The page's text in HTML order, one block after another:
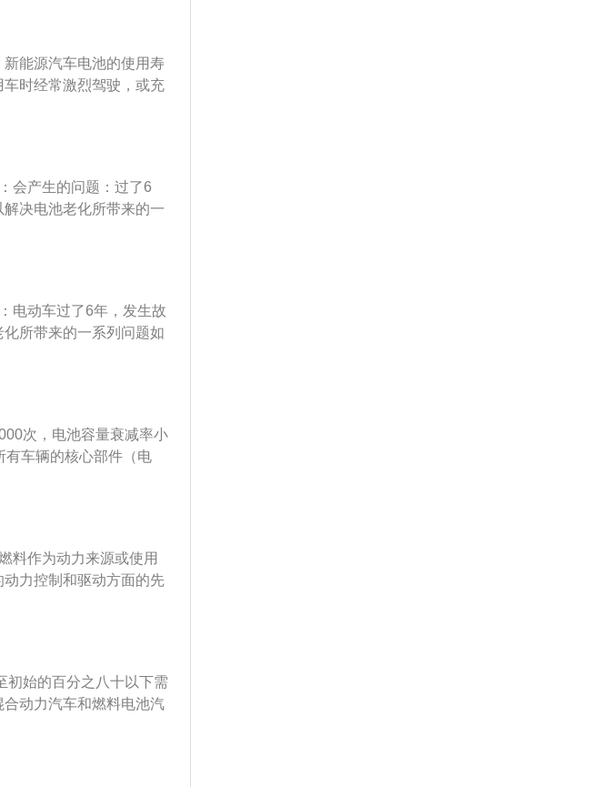
务必保证不要暴露在雨
表示要提高三元锂电池
开这些用车误区，提高
和慢充两种方式，在不
命的最好方法。尤其对
慢充电模式。2.等电完
电池寿命与循环次数有
一次循环次数。3.猛踩油
高，电池寿命也会缩
伤电池，在行驶前就要
放不充电;很多车友可能
下也建议定期对电池充
要在高于60℃的环境下驾
炸引起火灾。温度小于-
充电不看时间;掌握好充
时间，可能会导致电负
不良用车习惯;虽然新能
深的地方；充电周围远
能源汽车电池的使用寿
时经常激烈驾驶，或充
新能源汽车电池保养方
电池的活性会下降，加
正确掌握充电时间：合
使用寿命，在正常行驶
新能源汽车的蓄电池平
免过度充电造成损失，
程中如果出现续航里程
块电池出现问题，需要
会产生的问题：过了6
决电池老化所带来的一
问题。电池的保养：电
也要避免在低温环境下
电动车过了6年，发生故
所带来的一系列问题如
的使用寿命也要看车主
驶会导致续航能力低的
不是越长越好，也不要
次，电池容量衰减率小
有车辆的核心部件（电
准）保修，非营运车辆
轴距为2670m
300N.m。最大续航里
料作为动力来源或使用
力控制和驱动方面的先
车。新能源汽车的保养
水；4、检查动力系统的
初始的百分之八十以下需
动力汽车和燃料电池汽
能源汽车包括：纯电动
长时间停放车辆也要充